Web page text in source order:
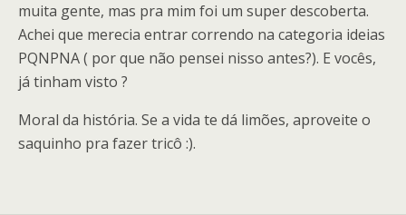
muita gente, mas pra mim foi um super descoberta.
Achei que merecia entrar correndo na categoria ideias
PQNPNA ( por que não pensei nisso antes?). E vocês,
já tinham visto ?
Moral da história. Se a vida te dá limões, aproveite o
saquinho pra fazer tricô :).